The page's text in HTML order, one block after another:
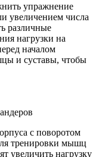
упражнение
увеличением числа
различные
нагрузки на
началом
и суставы, чтобы
с поворотом
тренировки мышц
увеличить нагрузку